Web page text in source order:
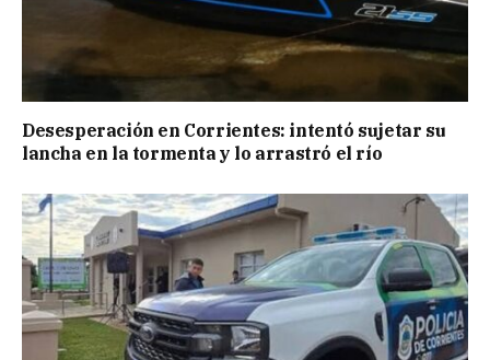
Desesperación en Corrientes: intentó sujetar su
lancha en la tormenta y lo arrastró el río